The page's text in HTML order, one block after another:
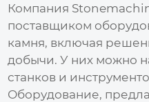
Компания
поставщиком
камня, включая
добычи. У них можно
станков и
Оборудование,